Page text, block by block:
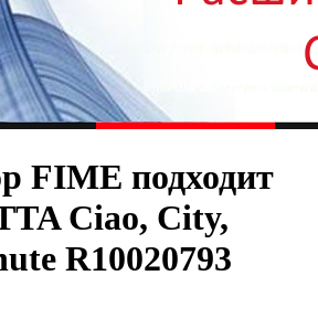
FIME подходит
Ciao, City,
R10020793